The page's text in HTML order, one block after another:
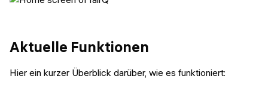
Aktuelle Funktionen
Hier ein kurzer Überblick darüber, wie es funktioniert: